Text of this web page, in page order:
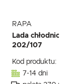
RAPA
Lada
202/107
Kod produktu:
7-14 dni